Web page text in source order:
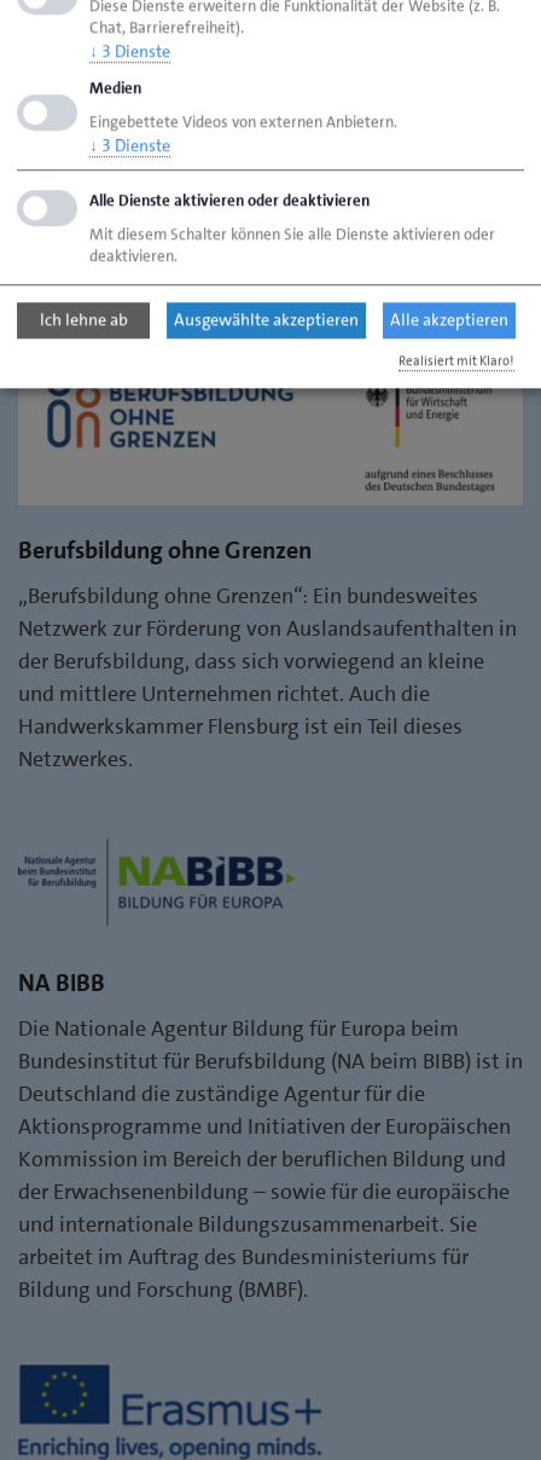
sammeln und ihre interkulturelle Kompetenz zu
stärken. Wir sehen die Vorteile solcher Programme
und wie sie zur persönlichen und beruflichen
Entwicklung beitragen können.
Programme, Partnerorganisationen
und Mitgliedsstaaten
Berufsbildung ohne Grenzen
„Berufsbildung ohne Grenzen“: Ein bundesweites
Netzwerk zur Förderung von Auslandsaufenthalten in
der Berufsbildung, dass sich vorwiegend an kleine
und mittlere Unternehmen richtet. Auch die
Handwerkskammer Flensburg ist ein Teil dieses
Netzwerkes.
NA BIBB
Die Nationale Agentur Bildung für Europa beim
Bundesinstitut für Berufsbildung (NA beim BIBB) ist in
Deutschland die zuständige Agentur für die
Aktionsprogramme und Initiativen der Europäischen
Kommission im Bereich der beruflichen Bildung und
der Erwachsenenbildung – sowie für die europäische
und internationale Bildungszusammenarbeit. Sie
arbeitet im Auftrag des Bundesministeriums für
Bildung und Forschung (BMBF).
Diese Dienste erweitern die Funktionalität der Website (z. B.
Chat, Barrierefreiheit).
↓ 3 Dienste
Medien
Eingebettete Videos von externen Anbietern.
↓ 3 Dienste
Alle Dienste aktivieren oder deaktivieren
Mit diesem Schalter können Sie alle Dienste aktivieren oder
deaktivieren.
Ich lehne ab Ausgewählte akzeptieren Alle akzeptieren
Realisiert mit Klaro!